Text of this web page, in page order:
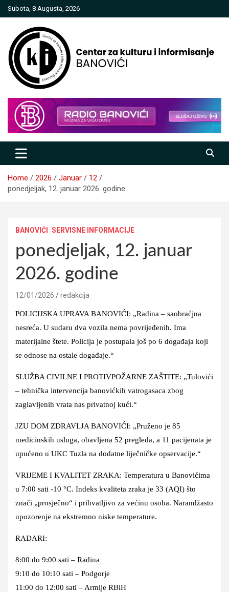
Skip
to
Subota, 8 Augusta, 2026
Centar za kulturu i informisanje
Banovići
Home 2026 Januar
12
ponedjeljak, 12. januar 2026. godine
BANOVIĆI SERVISNE INFORMACIJE
ponedjeljak, 12. januar
2026. godine
12/01/2026 redakcija
POLICIJSKA UPRAVA BANOVIĆI: „Radina – saobraćjna
nesreća. U sudaru dva vozila nema povrijeđenih. Ima
materijalne štete. Policija je postupala još po 6 događaja koji
se odnose na ostale događaje.“
SLUŽBA CIVILNE I PROTIVPOŽARNE ZAŠTITE: „Tulovići
– tehnička intervencija banovićkih vatrogasaca zbog
zaglavljenih vrata nas privatnoj kući.“
JZU DOM ZDRAVLJA BANOVIĆI: „Pruženo je 85
medicinskih usluga, obavljena 52 pregleda, a 11 pacijenata je
upućeno u UKC Tuzla na dodatne liječničke opservacije.“
VRIJEME I KVALITET ZRAKA: Temperatura u Banovićima
u 7:00 sati -10 °C. Indeks kvaliteta zraka je 33 (AQI) što
znači „prosječno“ i prihvatljivo za većinu osoba. Narandžasto
upozorenje na ekstremno niske temperature.
RADARI:
8:00 do 9:00 sati – Radina
9:10 do 10:10 sati – Podgorje
11:00 do 12:00 sati – Armije RBiH